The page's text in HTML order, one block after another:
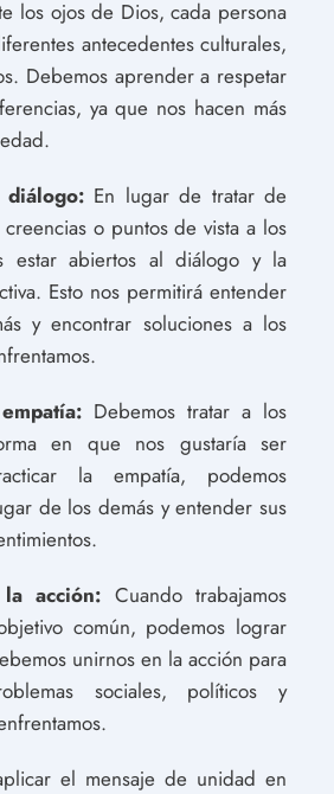
los ojos de Dios, cada persona
antecedentes culturales,
Debemos aprender a respetar
ya que nos hacen más
En lugar de tratar de
o puntos de vista a los
estar abiertos al diálogo y la
Esto nos permitirá entender
y encontrar soluciones a los
Debemos tratar a los
en que nos gustaría ser
la empatía, podemos
de los demás y entender sus
acción: Cuando trabajamos
común, podemos lograr
unirnos en la acción para
sociales, políticos y
el mensaje de unidad en